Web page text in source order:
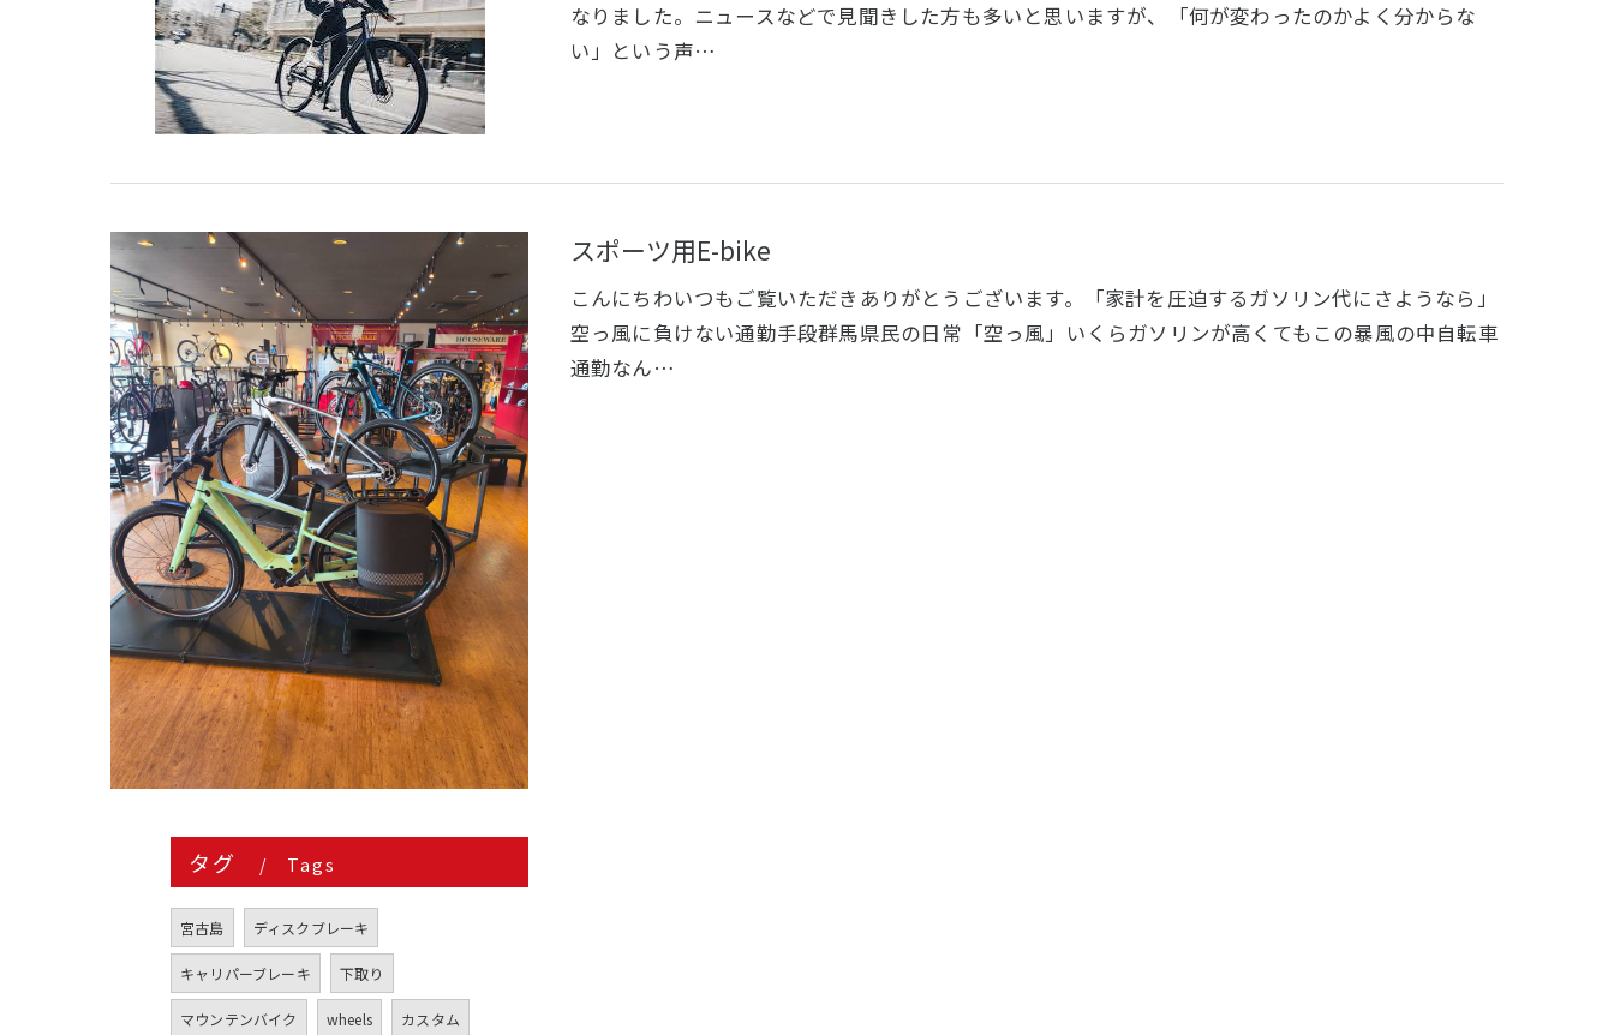
なりました。ニュースなどで見聞きした方も多いと思いますが、「何が変わったのかよく分からな
い」という声…
スポーツ用E-bike
こんにちわいつもご覧いただきありがとうございます。「家計を圧迫するガソリン代にさようなら」
空っ風に負けない通勤手段群馬県民の日常「空っ風」いくらガソリンが高くてもこの暴風の中自転車
通勤なん…
タグ Tags
宮古島 ディスクブレーキ
キャリパーブレーキ 下取り
マウンテンバイク wheels カスタム